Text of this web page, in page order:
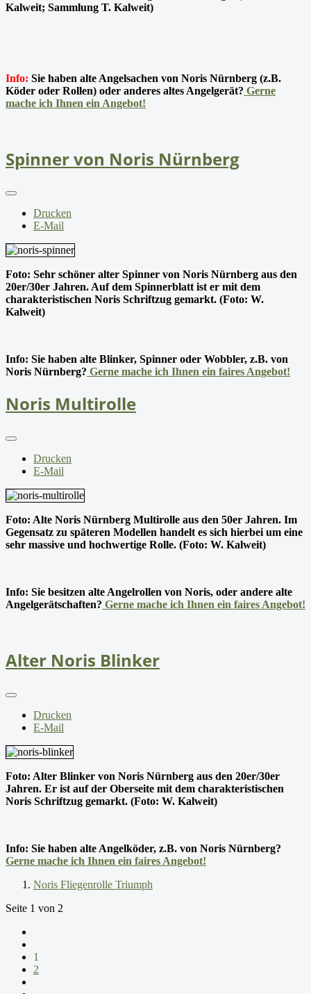
Kalweit; Sammlung T. Kalweit)
Info: Sie haben alte Angelsachen von Noris Nürnberg (z.B.
Köder oder Rollen) oder anderes altes Angelgerät? Gerne
mache ich Ihnen ein Angebot!
Spinner von Noris Nürnberg
Drucken
E-Mail
Foto: Sehr schöner alter Spinner von Noris Nürnberg aus den
20er/30er Jahren. Auf dem Spinnerblatt ist er mit dem
charakteristischen Noris Schriftzug gemarkt. (Foto: W.
Kalweit)
Info: Sie haben alte Blinker, Spinner oder Wobbler, z.B. von
Noris Nürnberg? Gerne mache ich Ihnen ein faires Angebot!
Noris Multirolle
Drucken
E-Mail
Foto: Alte Noris Nürnberg Multirolle aus den 50er Jahren. Im
Gegensatz zu späteren Modellen handelt es sich hierbei um eine
sehr massive und hochwertige Rolle. (Foto: W. Kalweit)
Info: Sie besitzen alte Angelrollen von Noris, oder andere alte
Angelgerätschaften? Gerne mache ich Ihnen ein faires Angebot!
Alter Noris Blinker
Drucken
E-Mail
Foto: Alter Blinker von Noris Nürnberg aus den 20er/30er
Jahren. Er ist auf der Oberseite mit dem charakteristischen
Noris Schriftzug gemarkt. (Foto: W. Kalweit)
Info: Sie haben alte Angelköder, z.B. von Noris Nürnberg?
Gerne mache ich Ihnen ein faires Angebot!
Noris Fliegenrolle Triumph
Seite 1 von 2
1
2